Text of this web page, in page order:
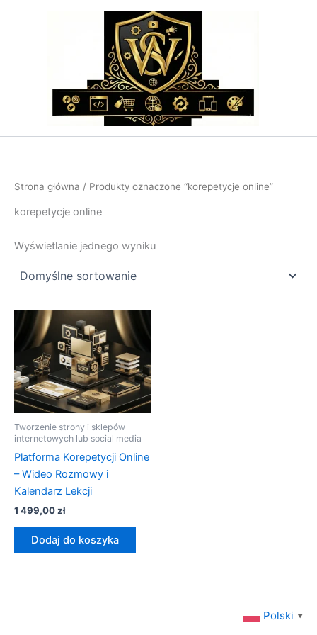
Strona główna / Produkty oznaczone “korepetycje online”
korepetycje online
Wyświetlanie jednego wyniku
Tworzenie strony i sklepów
internetowych lub social media
Platforma Korepetycji Online
– Wideo Rozmowy i
Kalendarz Lekcji
1 499,00zł
Dodaj do koszyka
Polski ▼